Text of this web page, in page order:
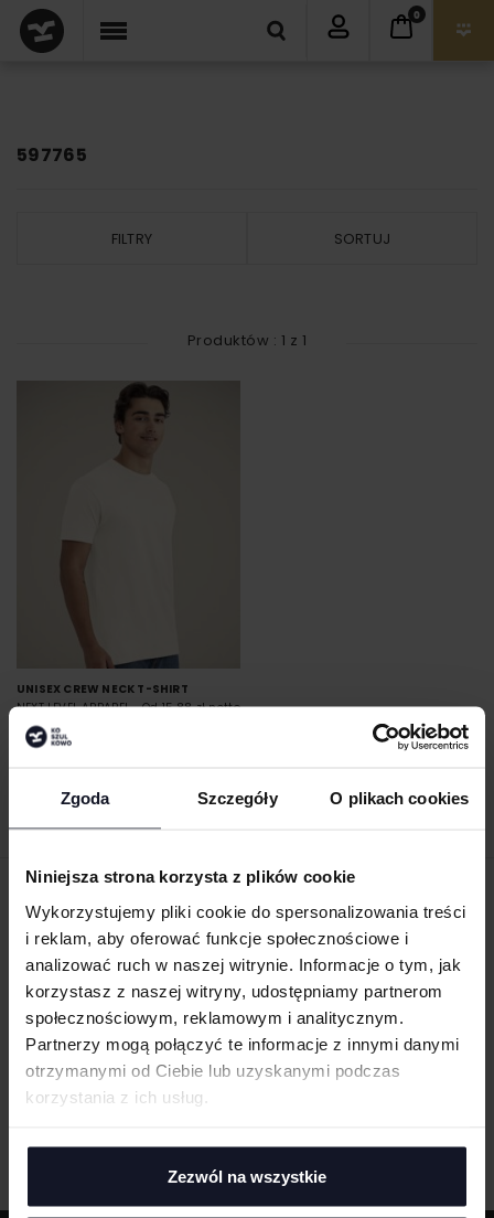
Zgoda Szczegóły O plikach cookies
Niniejsza strona korzysta z plików cookie
Wykorzystujemy pliki cookie do spersonalizowania treści
i reklam, aby oferować funkcje społecznościowe i
analizować ruch w naszej witrynie. Informacje o tym, jak
korzystasz z naszej witryny, udostępniamy partnerom
społecznościowym, reklamowym i analitycznym.
Partnerzy mogą połączyć te informacje z innymi danymi
otrzymanymi od Ciebie lub uzyskanymi podczas
korzystania z ich usług.
Zezwól na wszystkie
0
597765
FILTRY SORTUJ
Produktów : 1 z 1
UNISEX CREW NECK T-SHIRT
NEXT LEVEL APPAREL
Od 15.88 zł netto
ZAMÓW PRODUKTY ZE ZNAKOWANIEM
ONLINE